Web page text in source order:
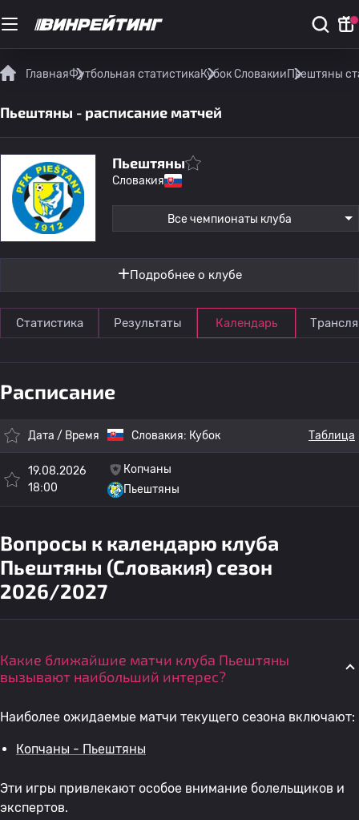
ГлавнаяФутбольная статистикаКубок СловакииПьештяны
Пьештяны - расписание матчей
Пьештяны
Словакия
Все чемпионаты клуба
Подробнее о клубе
Статистика Результаты Календарь
Расписание
Дата / Время Словакия: Кубок Таблица
19.08.2026
18:00
Копчаны
Пьештяны
Вопросы к календарю клуба
Пьештяны (Словакия) сезон
2026/2027
Какие ближайшие матчи клуба Пьештяны
вызывают наибольший интерес?
Наиболее ожидаемые матчи текущего сезона включают:
Копчаны - Пьештяны
Эти игры привлекают особое внимание болельщиков и
экспертов.